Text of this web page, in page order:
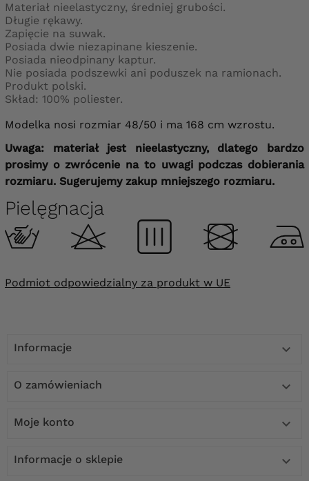
Materiał nieelastyczny, średniej grubości.
Długie rękawy.
Zapięcie na suwak.
Posiada dwie niezapinane kieszenie.
Posiada nieodpinany kaptur.
Nie posiada podszewki ani poduszek na ramionach.
Produkt polski.
Skład: 100% poliester.
Modelka nosi rozmiar 48/50 i ma 168 cm wzrostu.
Uwaga: materiał jest nieelastyczny, dlatego bardzo
prosimy o zwrócenie na to uwagi podczas dobierania
rozmiaru. Sugerujemy zakup mniejszego rozmiaru.
Pielęgnacja
Podmiot odpowiedzialny za produkt w UE
Informacje 
O zamówieniach 
Moje konto 
Informacje o sklepie 